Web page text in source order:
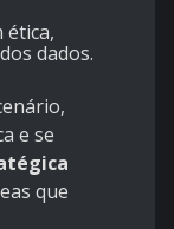
ética,
dados.
e se
que